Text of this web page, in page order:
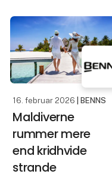
det sædvanlige. Her
mødes ældgammel
regnskov, rigt dyreliv og
kri
16. februar 2026 | BENNS
Maldiverne
rummer mere
end kridhvide
strande